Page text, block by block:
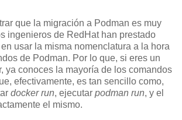
que la migración a Podman es muy
ingenieros de RedHat han prestado
usar la misma nomenclatura a la hora
de Podman. Por lo que, si eres un
ya conoces la mayoría de los comandos
efectivamente, es tan sencillo como,
docker run, ejecutar podman run, y el
el mismo.